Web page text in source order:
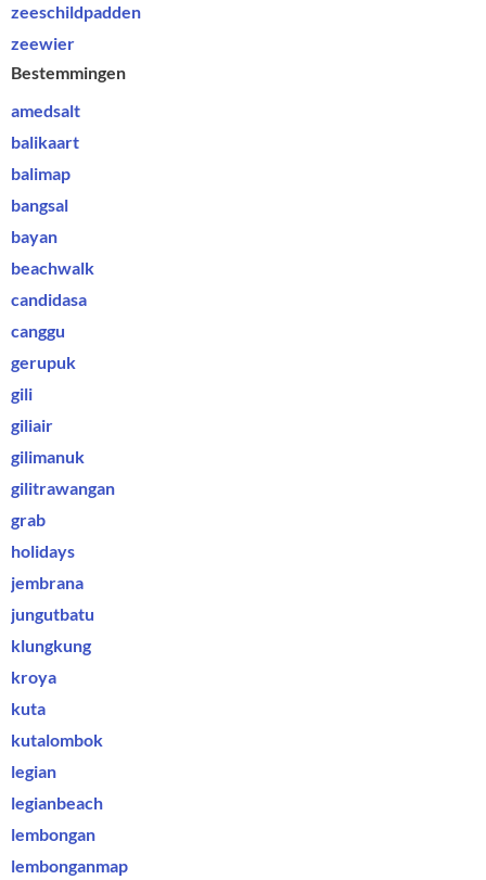
zeeschildpadden
zeewier
Bestemmingen
amedsalt
balikaart
balimap
bangsal
bayan
beachwalk
candidasa
canggu
gerupuk
gili
giliair
gilimanuk
gilitrawangan
grab
holidays
jembrana
jungutbatu
klungkung
kroya
kuta
kutalombok
legian
legianbeach
lembongan
lembonganmap